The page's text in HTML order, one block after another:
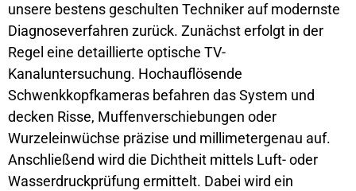
unsere bestens geschulten Techniker auf modernste
Diagnoseverfahren zurück. Zunächst erfolgt in der
Regel eine detaillierte optische TV-
Kanaluntersuchung. Hochauflösende
Schwenkkopfkameras befahren das System und
decken Risse, Muffenverschiebungen oder
Wurzeleinwüchse präzise und millimetergenau auf.
Anschließend wird die Dichtheit mittels Luft- oder
Wasserdruckprüfung ermittelt. Dabei wird ein